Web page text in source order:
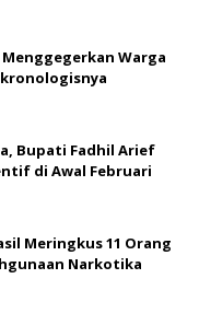
Warga
Bupati Fadhil Arief
di Awal Februari
Meringkus 11 Orang
Narkotika